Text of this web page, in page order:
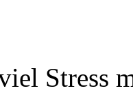
Stress